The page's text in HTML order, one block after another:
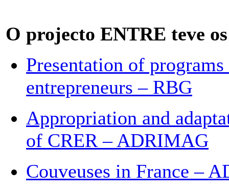
O projecto ENTRE teve
Presentation of
entrepreneurs – RBG
Appropriation and
of CRER – ADRIMAG
Couveuses in France –